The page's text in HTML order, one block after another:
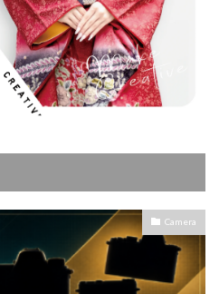
Camera